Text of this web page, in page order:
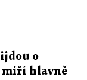
o
míří hlavně